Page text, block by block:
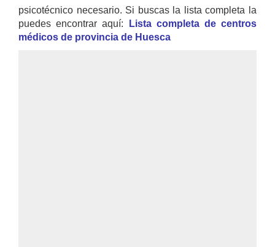
psicotécnico necesario. Si buscas la lista completa la
puedes encontrar aquí:
Lista completa de centros
médicos de provincia de Huesca